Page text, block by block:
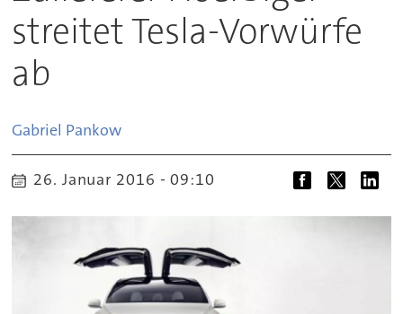
streitet Tesla-Vorwürfe
ab
Gabriel Pankow
26. Januar 2016 - 09:10